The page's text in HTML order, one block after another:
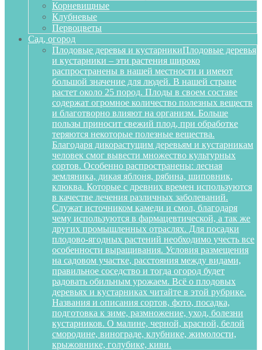
Корневищные
Клубневые
Первоцветы
Сад, огород
Плодовые деревья и кустарникиПлодовые деревья
и кустарники – эти растения широко
распространены в нашей местности и имеют
большой значение для людей. В нашей стране
растет около 25 пород. Плоды в своем составе
содержат огромное количество полезных веществ
и благотворно влияют на организм. Больше
пользы приносит свежий плод, при обработке
теряются некоторые полезные вещества.
Благодаря дикорастущим деревьям и кустарникам
человек смог вывести множество культурных
сортов. Особенно распространены: лесная
земляника, дикая яблоня, рябина, шиповник,
клюква. Которые с древних времен используются
в качестве лечения различных заболеваний.
Служат источником камеди и смол, благодаря
чему используются в фармацевтической, а так же
других промышленных отраслях. Для посадки
плодово-ягодных растений необходимо учесть все
особенности выращивания. Условия размещения
на садовом участке, расстояния между видами,
правильное соседство и тогда огород будет
радовать обильным урожаем. Всё о плодовых
деревьях и кустарниках читайте в этой рубрике.
Названия и описания сортов, фото, посадка,
подготовка к зиме, размножение, уход, болезни
кустарников. О малине, черной, красной, белой
смородине, винограде, клубнике, жимолости,
крыжовнике, голубике, киви.